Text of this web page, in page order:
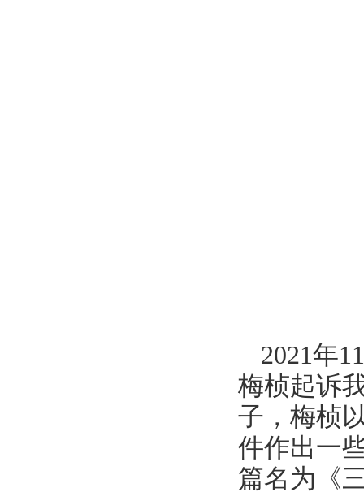
2021年
梅桢起诉
子，梅桢
件作出一
篇名为《